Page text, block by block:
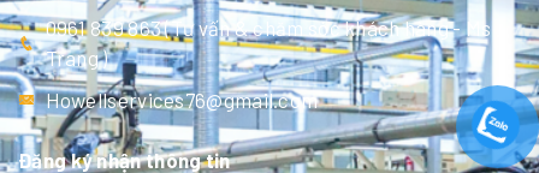
0961 839 863 (Tư vấn & chăm sóc khách hàng - Ms
Trang )
Howellservices76@gmail.com
Đăng ký nhận thông tin